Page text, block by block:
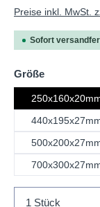
Preise inkl. MwSt.
Sofort
Größeauswählen
Produkt